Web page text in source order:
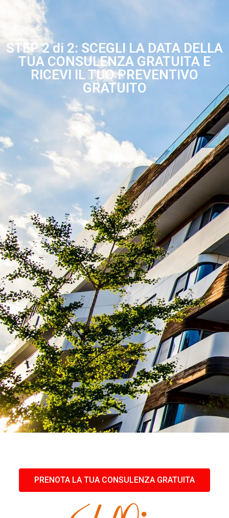
STEP 2 di 2: SCEGLI LA DATA DELLA
TUA CONSULENZA GRATUITA E
RICEVI IL TUO PREVENTIVO
GRATUITO
PRENOTA LA TUA CONSULENZA GRATUITA